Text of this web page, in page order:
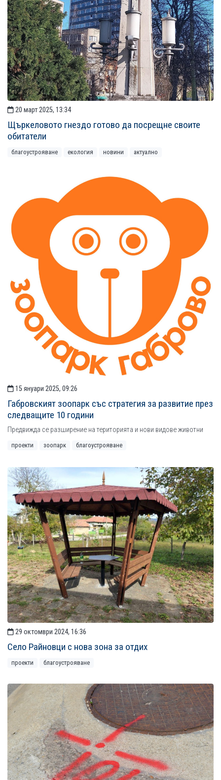
20 март 2025, 13:34
Щъркеловото гнездо готово да посрещне своите
обитатели
благоустрояване екология новини актуално
15 януари 2025, 09:26
Габровският зоопарк със стратегия за развитие през
следващите 10 години
Предвижда се разширение на територията и нови видове животни
проекти зоопарк благоустрояване
29 октомври 2024, 16:36
Село Райновци с нова зона за отдих
проекти благоустрояване